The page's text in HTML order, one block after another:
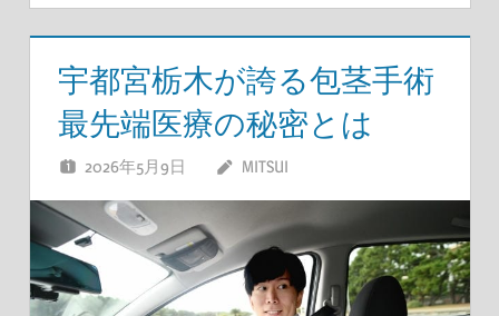
宇都宮栃木が誇る包茎手術
最先端医療の秘密とは
2026年5月9日 MITSUI